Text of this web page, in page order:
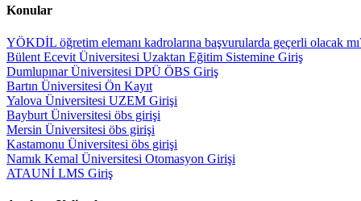
Konular
YÖKDİL öğretim elemanı kadrolarına başvurularda geçerli olacak
Bülent Ecevit Üniversitesi Uzaktan Eğitim Sistemine Giriş
Dumlupınar Üniversitesi DPÜ ÖBS Giriş
Bartın Üniversitesi Ön Kayıt
Yalova Üniversitesi UZEM Girişi
Bayburt Üniversitesi öbs girişi
Mersin Üniversitesi öbs girişi
Kastamonu Üniversitesi öbs girişi
Namık Kemal Üniversitesi Otomasyon Girişi
ATAUNİ LMS Giriş